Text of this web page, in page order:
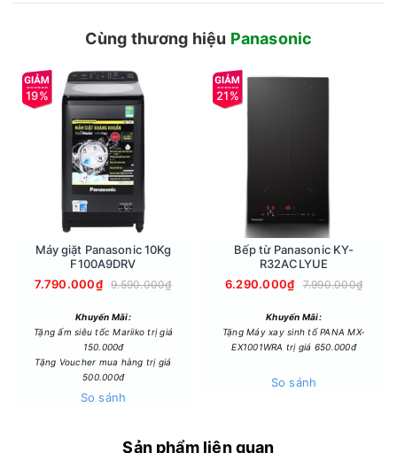
- Lòng nồi dày 1.559 mm bền tốt, có chất liệu hợp kim nhôm
phủ lớp chống dính Teflon an toàn cho sức khỏe, hạn chế
dính cháy và dễ vệ sinh.
Công nghệ nấu, công suất - Dung tích
- Nồi cơm nắp gài có công suất hoạt động 250W kết hợp
công nghệ nấu 1D tỏa nhiệt từ 1 hướng giúp cơm chín nhanh,
tiết kiệm thời gian nấu nướng.
- Nồi cơm điện mini có dung tích 0.8 lít, có thể nấu tối đa 5
Cùng thương hiệu Panasonic
19%
Máy giặt Panasonic 10Kg
F100A9DRV
7.790.000₫
9.590.000₫
Khuyến Mãi:
Tặng ấm siêu tốc Mariiko trị giá
150.000đ
Tặng Voucher mua hàng trị giá
500.000đ
So sánh
21%
Bếp từ Panasonic KY-
R32ACLYUE
6.290.000₫
7.990.000₫
Khuyến Mãi:
Tặng Máy xay sinh tố PANA MX-
EX1001WRA trị giá 650.000đ
So sánh
Sản phẩm liên quan